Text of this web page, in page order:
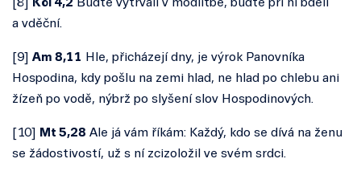
8 Kol 4,2 Buďte vytrvalí v modlitbě, buďte při ní bdělí
a vděční.
[9 Am 8,11
Hle, přicházejí dny, je výrok Panovníka
Hospodina, kdy pošlu na zemi hlad, ne hlad po chlebu ani
žízeň po vodě, nýbrž po slyšení slov Hospodinových.
10] Mt 5,28 Ale já vám říkám: Každý, kdo se dívá na ženu
se žádostivostí, už s ní zcizoložil ve svém srdci.